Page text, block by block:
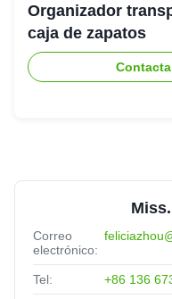
Organizador
caja de zapatos
Correo
electrónico:
Tel: +86 136